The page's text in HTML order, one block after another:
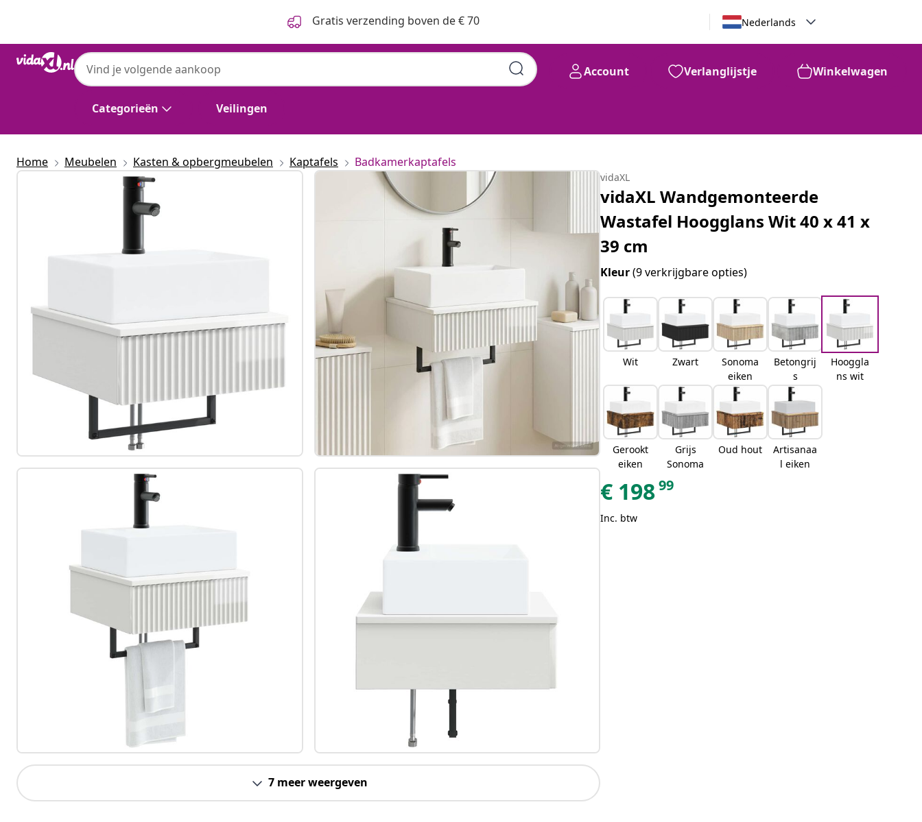
Gratis verzending boven de € 70 Nederlands
Categorieën Veilingen
Account Verlanglijstje Winkelwagen
Home Meubelen Kasten & opbergmeubelen Kaptafels Badkamerkaptafels
7 meer weergeven
vidaXL
vidaXL Wandgemonteerde
Wastafel Hoogglans Wit 40 x 41 x
39 cm
Kleur(9 verkrijgbare opties)
Wit Zwart
Sonoma
eiken
Betongrij
s
Hooggla
ns wit
Gerookt
eiken
Grijs
Sonoma
Oud hout
Artisanaa
l eiken
€ 19899
Inc. btw